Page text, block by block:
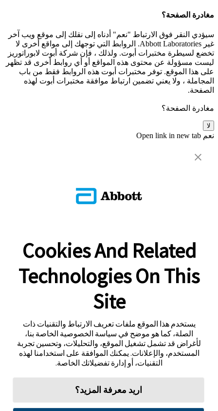
مغادرة الصفحة؟
سيؤدي النقر فوق الارتباط "نعم" أدناه إلى نقلك إلى موقع ويب آخر
غير Abbott Laboratories. الروابط التي توجهك إلى مواقع أخرى لا
تخضع لسيطرة مختبرات أبوت. ولذلك ، فإن شركة أبوت لابوراتوريز
ليست مسؤولة عن محتوى هذه المواقع أو أي روابط أخرى قد تظهر
على هذا الموقع. توفر مختبرات أبوت هذه الروابط فقط من باب
المجاملة ، ولا يعني تضمين ارتباط موافقة مختبرات أبوت لهذه
الصفحة.
مغادرة الصفحة؟
لا
نعم Open link in new tab
Cookies And Related
Technologies On This
Site
يستخدم هذا الموقع ملفات تعريف الارتباط والتقنيات ذات
الصلة، كما هو موضح في سياسة الخصوصية الخاصة بنا،
لأغراض قد تشمل تشغيل الموقع، والتحليلات، وتحسين تجربة
المستخدم، والإعلانات. يمكنك الموافقة على استخدامنا لهذه
التقنيات، أو إدارة تفضيلاتك الخاصة.
اريد معرفة المزيد؟